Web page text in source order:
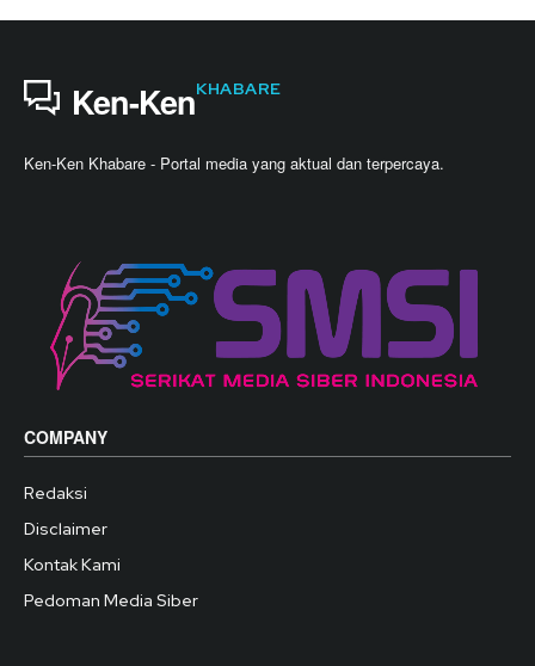
Ken-KenKHABARE
Ken-Ken Khabare - Portal media yang aktual dan terpercaya.
COMPANY
Redaksi
Disclaimer
Kontak Kami
Pedoman Media Siber